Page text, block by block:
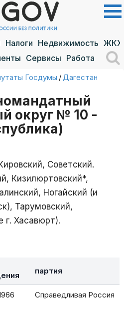
Налоги Недвижимость ЖКХ
Сервисы Работа
Госдумы / Дагестан
округ № 10 -
Советский.
Кизилюртовский*,
Ногайский (и
Тарумовский,
г. Хасавюрт).
партия
Справедливая Россия